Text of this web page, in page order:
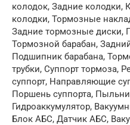
колодок, Задние колодки,
колодки, Тормозные
Задние тормозные диски,
Тормозной барабан,
Подшипник барабана,
трубки, Суппорт тормоза,
суппорт, Направляющие
Поршень суппорта,
Гидроаккумулятор,
Блок АБС, Датчик АБС,